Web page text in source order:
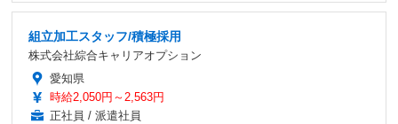
組立加工スタッフ/積極採用
株式会社綜合キャリアオプション
愛知県
時給2,050円～2,563円
正社員 / 派遣社員